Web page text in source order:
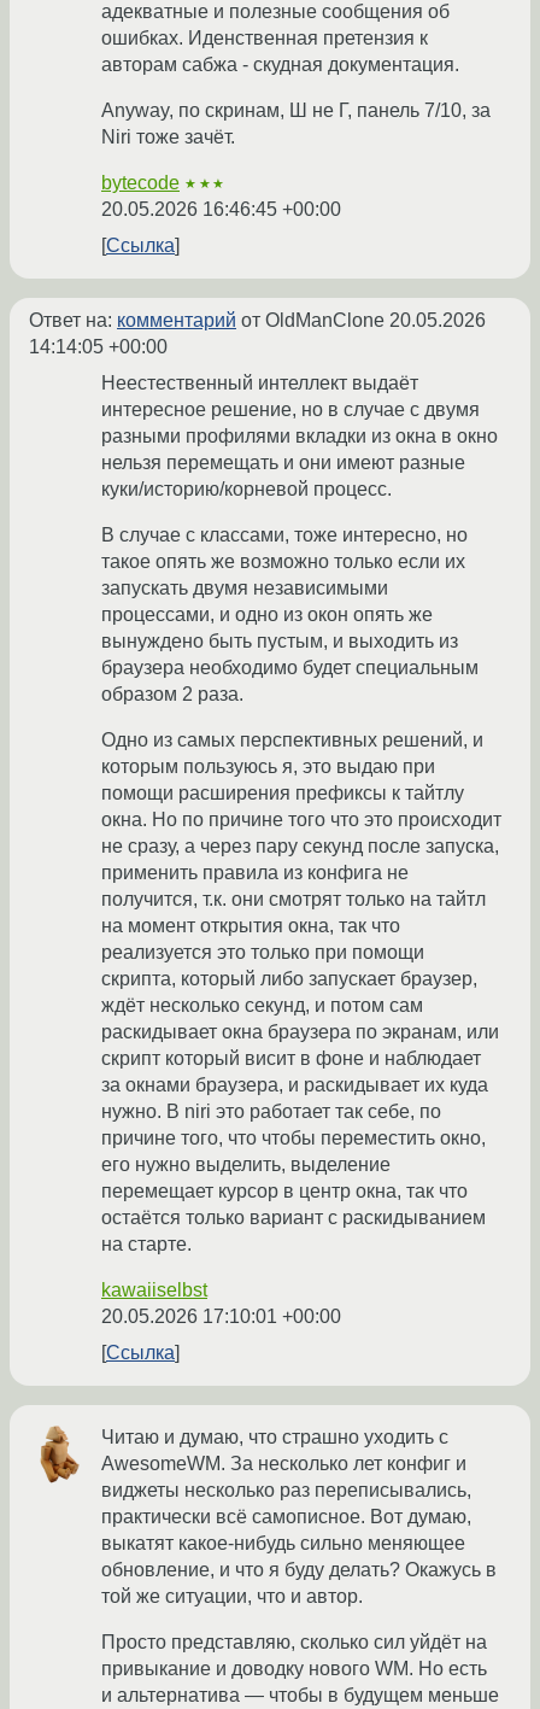
адекватные и полезные сообщения об
ошибках. Иденственная претензия к
авторам сабжа - скудная документация.
Anyway, по скринам, Ш не Г, панель 7/10, за
Niri тоже зачёт.
bytecode ★★★
20.05.2026 16:46:45 +00:00
Ссылка
Ответ на: комментарий от OldManClone 20.05.2026
14:14:05 +00:00
Неестественный интеллект выдаёт
интересное решение, но в случае с двумя
разными профилями вкладки из окна в окно
нельзя перемещать и они имеют разные
куки/историю/корневой процесс.
В случае с классами, тоже интересно, но
такое опять же возможно только если их
запускать двумя независимыми
процессами, и одно из окон опять же
вынуждено быть пустым, и выходить из
браузера необходимо будет специальным
образом 2 раза.
Одно из самых перспективных решений, и
которым пользуюсь я, это выдаю при
помощи расширения префиксы к тайтлу
окна. Но по причине того что это происходит
не сразу, а через пару секунд после запуска,
применить правила из конфига не
получится, т.к. они смотрят только на тайтл
на момент открытия окна, так что
реализуется это только при помощи
скрипта, который либо запускает браузер,
ждёт несколько секунд, и потом сам
раскидывает окна браузера по экранам, или
скрипт который висит в фоне и наблюдает
за окнами браузера, и раскидывает их куда
нужно. В niri это работает так себе, по
причине того, что чтобы переместить окно,
его нужно выделить, выделение
перемещает курсор в центр окна, так что
остаётся только вариант с раскидыванием
на старте.
kawaiiselbst
20.05.2026 17:10:01 +00:00
Ссылка
Читаю и думаю, что страшно уходить с
AwesomeWM. За несколько лет конфиг и
виджеты несколько раз переписывались,
практически всё самописное. Вот думаю,
выкатят какое-нибудь сильно меняющее
обновление, и что я буду делать? Окажусь в
той же ситуации, что и автор.
Просто представляю, сколько сил уйдёт на
привыкание и доводку нового WM. Но есть
и альтернатива — чтобы в будущем меньше